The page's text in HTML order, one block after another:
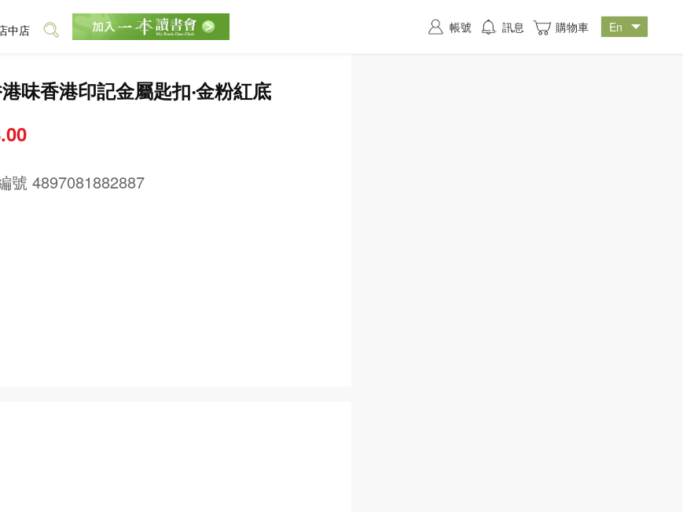
味香港印記金屬匙扣‧金粉紅底
號 4897081882887
中店 帳號 訊息 購物車